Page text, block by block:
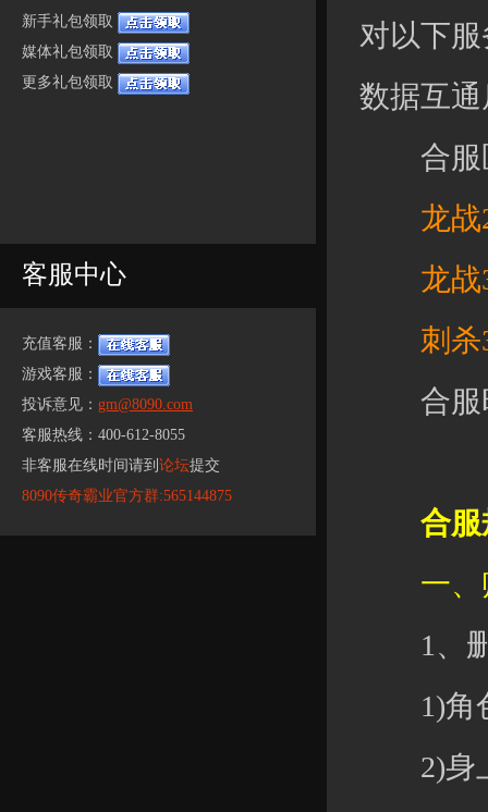
新手礼包领取
媒体礼包领取
更多礼包领取
客服中心
充值客服：
游戏客服：
投诉意见： gm@8090.com
客服热线：400-612-8055
非客服在线时间请到 论坛提交
8090传奇霸业官方群:565144875
对以下
数据互
合服
龙战
龙战
刺杀
合服
合服
一、
1、删
1)角
2)身